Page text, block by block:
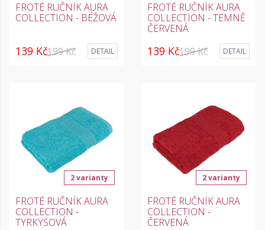
FROTÉ RUČNÍK AURA
COLLECTION - BÉŽOVÁ
139 Kč199 Kč DETAIL
FROTÉ RUČNÍK AURA
COLLECTION - TEMNĚ
ČERVENÁ
139 Kč199 Kč DETAIL
2 varianty
FROTÉ RUČNÍK AURA
COLLECTION -
TYRKYSOVÁ
2 varianty
FROTÉ RUČNÍK AURA
COLLECTION -
ČERVENÁ